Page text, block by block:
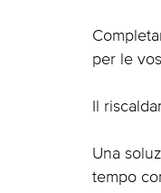
per le
Il
Una
tempo